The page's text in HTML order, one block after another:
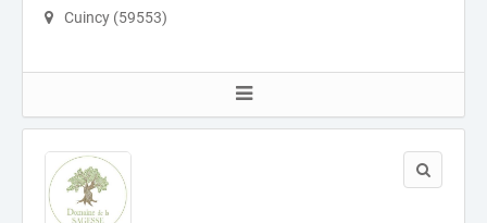
Cuincy (59553)